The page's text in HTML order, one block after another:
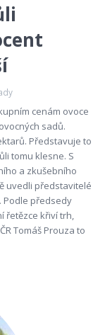
cenám ovoce
sadů.
Představuje to
tomu klesne. S
a zkušebního
uvedli představitelé
Podle předsedy
řetězce křiví trh,
Tomáš Prouza to